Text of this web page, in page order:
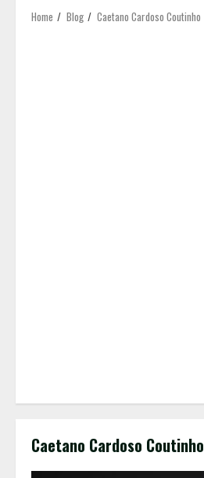
Home Blog Caetano Cardoso Coutinho
Caetano Cardoso Coutinho